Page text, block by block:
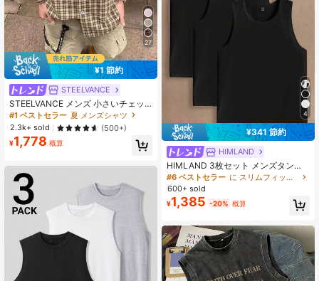
27
¥1 節約
STEELVANCE
STEELVANCE メンズ 小さいチェッ
ク柄 半袖シャツ、シングルポケット
クラシックスタイル、フォーマルや
カジュアルなシーンに、バケーショ
ン、ダイニング、オフィス、カジュ
アルホームウェアに適しています。
の着用やギフトにも最適です。
#1 ベストセラー 夏 メンズシャツ
2.3k+ sold
(500+)
¥1,778 概算
4
¥341 節約
HIMLAND
HIMLAND 3枚セット メンズタンク
トップ、カジュアル 無地ブラック ラ
ウンドネック ノースリーブ タンクト
ップ、夏 ビーチ ジム マッスル トッ
プス、ルーズフィット 縦型トップ
#6 ベストセラー
に スリムフィット メンズタンクトップ
600+ sold
¥1,385 -20% 概算